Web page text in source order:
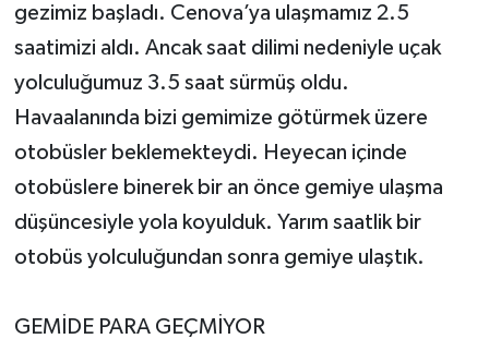
gezimiz başladı. Cenova’ya ulaşmamız 2.5
saatimizi aldı. Ancak saat dilimi nedeniyle uçak
yolculuğumuz 3.5 saat sürmüş oldu.
Havaalanında bizi gemimize götürmek üzere
otobüsler beklemekteydi. Heyecan içinde
otobüslere binerek bir an önce gemiye ulaşma
düşüncesiyle yola koyulduk. Yarım saatlik bir
otobüs yolculuğundan sonra gemiye ulaştık.
GEMİDE PARA GEÇMİYOR